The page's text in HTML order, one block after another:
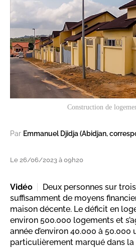
Construction de
Par Emmanuel Djidja (Abidjan,
Le 26/06/2023 à 09h20
Vidéo
Deux personnes sur
suffisamment de moyens
maison décente. Le déficit en
environ 500.000 logements et
année d’environ 40.000 à 50.000
particulièrement marqué dans la